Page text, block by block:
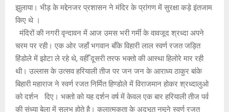
झुलाया। भीड़ के मद्देनजर प्रशासन ने मंदिर के प्रांगण में सुरक्षा कड़े इंतजाम
किए थे ।
मंदिरों की नगरी वृन्दावन में आज उमस भरी गर्मी के वावजूद श्रध्दा अपने
चरम पर रही। एक ओर जहाँ भगवान बाँके विहारी लाल स्वर्ण रजत जड़ित
हिंडोले में झोटा ले रहे थे, वहीँ दूसरी तरफ भक्तो की आस्था हिलोरे मार रही
थी। उल्लास के उत्सव हरियाली तीज पर जन जन के आराध्य ठाकुर बांके
बिहारी महाराज ने स्वर्ण रजत निर्मित हिण्डोले में विराजमान होकर श्रध्दालुओ
को दर्शन दिए। भक्तो को यह दर्शन वर्ष में केवल एक बार हरियाली तीज पर्व
की संध्या बेला में सुलभ होते है। कलात्मकता के अदूभूत नमूने स्वर्ण रजत